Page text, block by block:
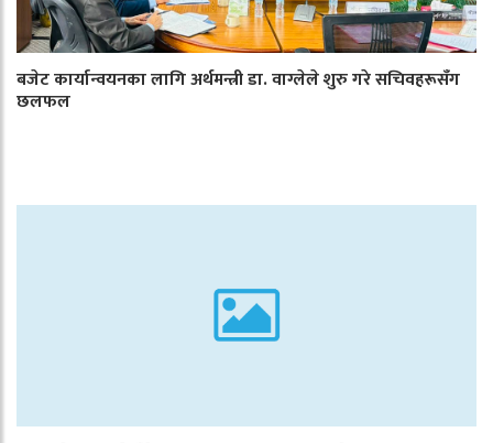
बजेट कार्यान्वयनका लागि अर्थमन्त्री डा. वाग्लेले शुरु गरे सचिवहरूसँग
छलफल